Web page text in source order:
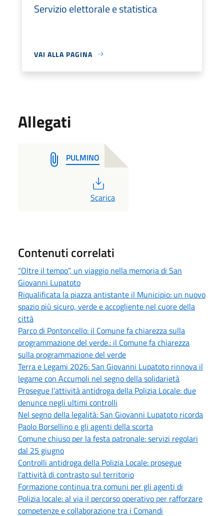
Servizio elettorale e statistica
VAI ALLA PAGINA
Allegati
PULMINO
PDF
Scarica
Contenuti correlati
“Oltre il tempo”, un viaggio nella memoria di San
Giovanni Lupatoto
Riqualificata la piazza antistante il Municipio: un nuovo
spazio più sicuro, verde e accogliente nel cuore della
città
Parco di Pontoncello: il Comune fa chiarezza sulla
programmazione del verde.: il Comune fa chiarezza
sulla programmazione del verde
Terra e Legami 2026: San Giovanni Lupatoto rinnova il
legame con Accumoli nel segno della solidarietà
Prosegue l’attività antidroga della Polizia Locale: due
denunce negli ultimi controlli
Nel segno della legalità: San Giovanni Lupatoto ricorda
Paolo Borsellino e gli agenti della scorta
Comune chiuso per la festa patronale: servizi regolari
dal 25 giugno
Controlli antidroga della Polizia Locale: prosegue
l'attività di contrasto sul territorio
Formazione continua tra comuni per gli agenti di
Polizia locale: al via il percorso operativo per rafforzare
competenze e collaborazione tra i Comandi